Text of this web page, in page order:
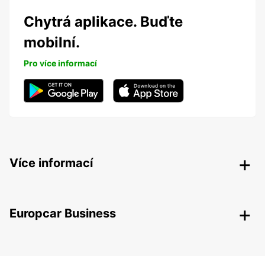
Chytrá aplikace. Buďte
mobilní.
Pro více informací
Více informací
Europcar Business